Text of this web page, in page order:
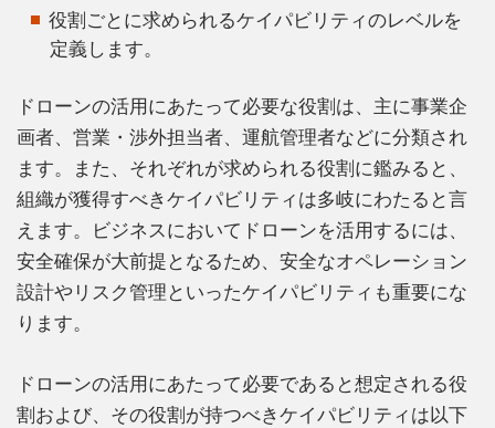
役割ごとに求められるケイパビリティのレベルを
定義します。
ドローンの活用にあたって必要な役割は、主に事業企
画者、営業・渉外担当者、運航管理者などに分類され
ます。また、それぞれが求められる役割に鑑みると、
組織が獲得すべきケイパビリティは多岐にわたると言
えます。ビジネスにおいてドローンを活用するには、
安全確保が大前提となるため、安全なオペレーション
設計やリスク管理といったケイパビリティも重要にな
ります。
ドローンの活用にあたって必要であると想定される役
割および、その役割が持つべきケイパビリティは以下